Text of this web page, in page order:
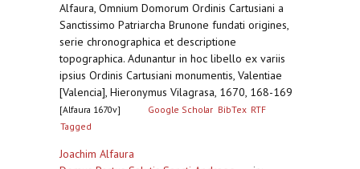
Alfaura, Omnium Domorum Ordinis Cartusiani a
Sanctissimo Patriarcha Brunone fundati origines,
serie chronographica et descriptione
topographica. Adunantur in hoc libello ex variis
ipsius Ordinis Cartusiani monumentis, Valentiae
[Valencia], Hieronymus Vilagrasa, 1670, 168-169
[Alfaura 1670v] Google Scholar BibTex RTF
Tagged
Joachim Alfaura